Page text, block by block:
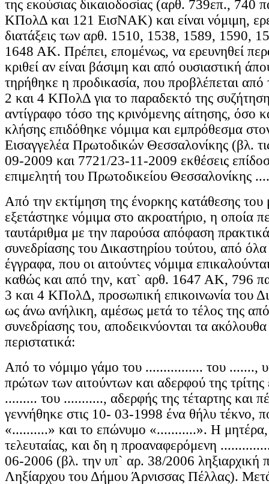
της εκούσιας δικαιοδοσίας (αρθ. 739επ., 740
ΚΠολΔ και 121 ΕισΝΑΚ) και είναι νόμιμη,
διατάξεις των αρθ. 1510, 1538, 1589, 1590,
1648 ΑΚ. Πρέπει, επομένως, να ερευνηθεί
κριθεί αν είναι βάσιμη και από ουσιαστική
τηρήθηκε η προδικασία, που προβλέπεται
2 και 4 ΚΠολΔ για το παραδεκτό της
αντίγραφο τόσο της κρινόμενης αίτησης, όσο
κλήσης επιδόθηκε νόμιμα και εμπρόθεσμα
Εισαγγελέα Πρωτοδικών Θεσσαλονίκης (βλ.
09-2009 και 7721/23-11-2009 εκθέσεις
επιμελητή του Πρωτοδικείου Θεσσαλονίκης
Από την εκτίμηση της ένορκης κατάθεσης
εξετάστηκε νόμιμα στο ακροατήριο, η οποία
ταυτάριθμα με την παρούσα απόφαση
συνεδρίασης του Δικαστηρίου τούτου, από όλα
έγγραφα, που οι αιτούντες νόμιμα
καθώς και από την, κατ` αρθ. 1647 ΑΚ, 796
3 και 4 ΚΠολΔ, προσωπική επικοινωνία του
ως άνω ανήλικη, αμέσως μετά το τέλος της
συνεδρίασης του, αποδεικνύονται τα
περιστατικά:
Από το νόμιμο γάμο του ................ του .......,
πρώτων των αιτούντων και αδερφού της τρίτης
......... του ..........., αδερφής της τέταρτης και
γεννήθηκε στις 10- 03-1998 ένα θήλυ τέκνο,
«..........» και το επώνυμο «...........». Η
τελευταίας, και δη η προαναφερόμενη
06-2006 (βλ. την υπ` αρ. 38/2006 ληξιαρχική
Ληξίαρχου του Δήμου Άρνισσας Πέλλας).